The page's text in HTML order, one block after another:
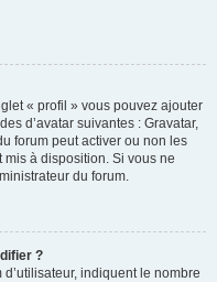
« profil » vous pouvez ajouter
d’avatar suivantes : Gravatar,
forum peut activer ou non les
à disposition. Si vous ne
du forum.
?
indiquent le nombre